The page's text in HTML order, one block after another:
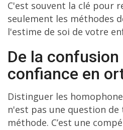
C'est souvent la clé pour
seulement les méthodes
l'estime de soi de votre
De la confusion
confiance en
Distinguer les
n'est pas une question de
méthode. C’est une